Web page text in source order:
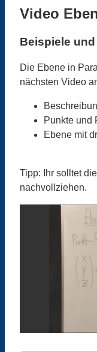
Video
Beispiele
Die Ebene in
nächsten Video
Punkte und
Ebene mit
Tipp: Ihr solltet
nachvollziehen.